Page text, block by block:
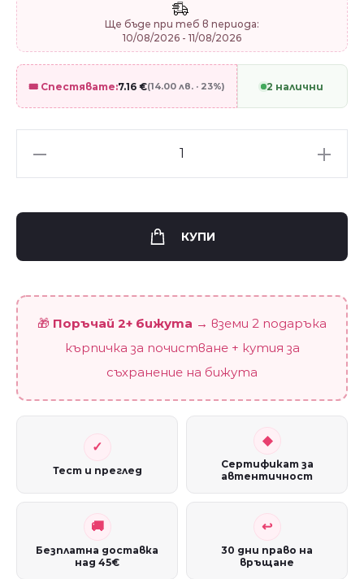
Ще бъде при теб в периода:
10/08/2026 - 11/08/2026
🎟️ Спестявате:7.16 €(14.00 лв. · 23%) 2 налични
"Шах
Мат"
КУПИ
🎁 Поръчай 2+ бижута → вземи 2 подаръка
кърпичка за почистване + кутия за
съхранение на бижута
Тест и преглед
Сертификат за
автентичност
Безплатна доставка
над 45€
30 дни право на
връщане